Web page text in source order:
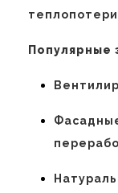
Популярные